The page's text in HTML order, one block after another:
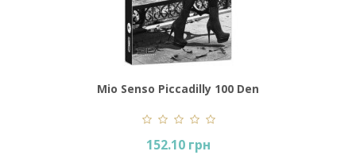
Mio Senso Piccadilly 100 Den
152.10 грн